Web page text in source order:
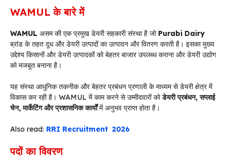
WAMUL के बारे में
WAMUL असम की एक प्रमुख डेयरी सहकारी संस्था है जो Purabi Dairy
ब्रांड के तहत दूध और डेयरी उत्पादों का उत्पादन और वितरण करती है। इसका मुख्य
उद्देश्य किसानों और डेयरी उत्पादकों को बेहतर बाजार उपलब्ध कराना और डेयरी उद्योग
को मजबूत बनाना है।
यह संस्था आधुनिक तकनीक और बेहतर प्रबंधन प्रणाली के माध्यम से डेयरी क्षेत्र में
विकास कर रही है। WAMUL में काम करने से उम्मीदवारों कोडेयरी प्रबंधन, सप्लाई
चेन, मार्केटिंग और प्रशासनिक कार्योंमें अनुभव प्राप्त होता है।
Also read: RRI Recruitment 2026
पदों का विवरण